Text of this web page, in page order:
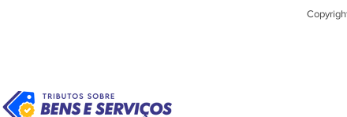
WhatsApp